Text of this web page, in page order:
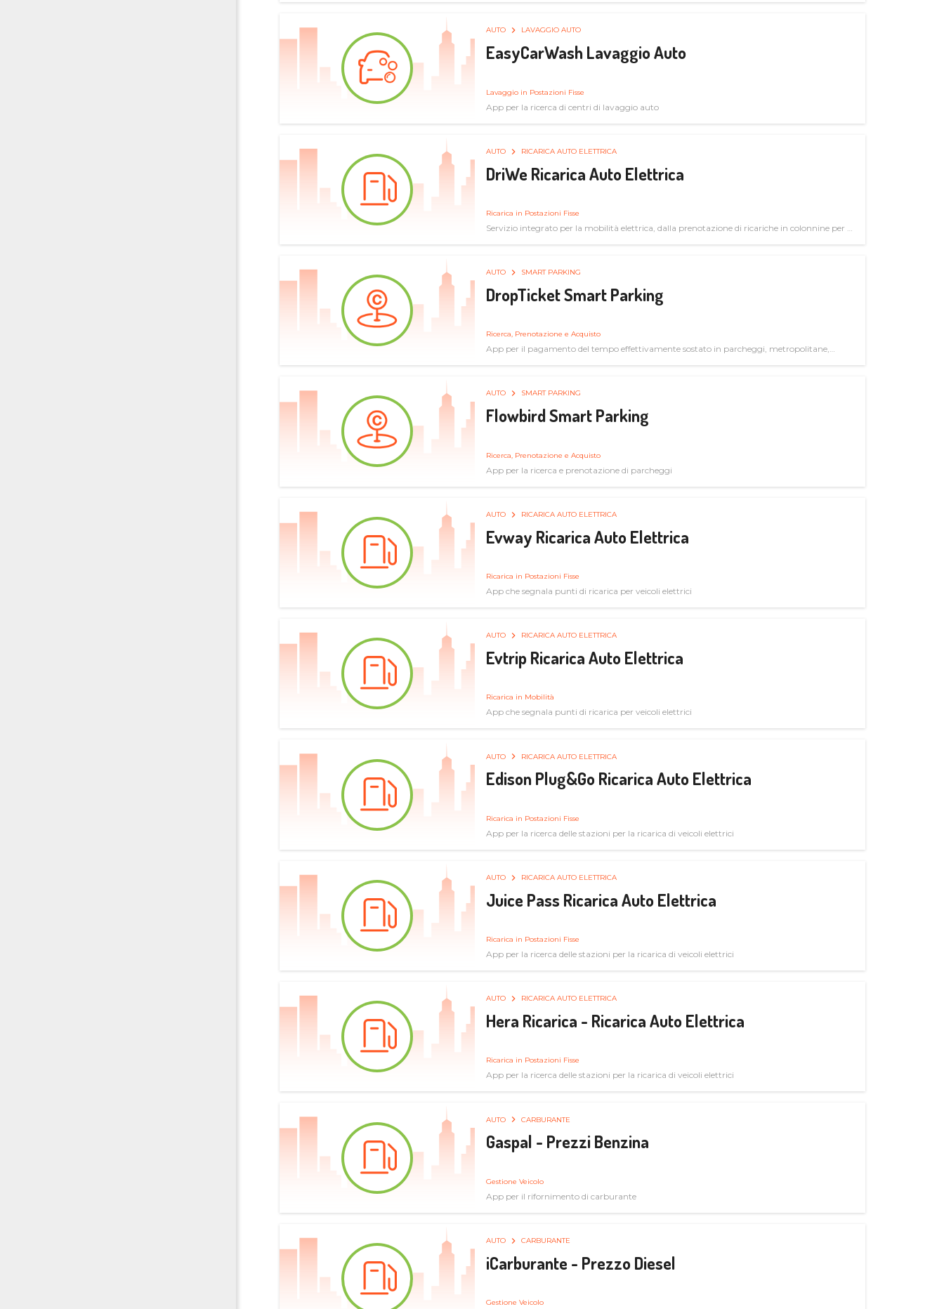
AUTO LAVAGGIO AUTO
EasyCarWash Lavaggio Auto
Lavaggio in Postazioni Fisse
App per la ricerca di centri di lavaggio auto
AUTO RICARICA AUTO ELETTRICA
DriWe Ricarica Auto Elettrica
Ricarica in Postazioni Fisse
Servizio integrato per la mobilità elettrica, dalla prenotazione di ricariche in colonnine per il
AUTO SMART PARKING
DropTicket Smart Parking
Ricerca, Prenotazione e Acquisto
App per il pagamento del tempo effettivamente sostato in parcheggi, metropolitane,
AUTO SMART PARKING
Flowbird Smart Parking
Ricerca, Prenotazione e Acquisto
App per la ricerca e prenotazione di parcheggi
AUTO RICARICA AUTO ELETTRICA
Evway Ricarica Auto Elettrica
Ricarica in Postazioni Fisse
App che segnala punti di ricarica per veicoli elettrici
AUTO RICARICA AUTO ELETTRICA
Evtrip Ricarica Auto Elettrica
Ricarica in Mobilità
App che segnala punti di ricarica per veicoli elettrici
AUTO RICARICA AUTO ELETTRICA
Edison Plug&Go Ricarica Auto Elettrica
Ricarica in Postazioni Fisse
App per la ricerca delle stazioni per la ricarica di veicoli elettrici
AUTO RICARICA AUTO ELETTRICA
Juice Pass Ricarica Auto Elettrica
Ricarica in Postazioni Fisse
App per la ricerca delle stazioni per la ricarica di veicoli elettrici
AUTO RICARICA AUTO ELETTRICA
Hera Ricarica - Ricarica Auto Elettrica
Ricarica in Postazioni Fisse
App per la ricerca delle stazioni per la ricarica di veicoli elettrici
AUTO CARBURANTE
Gaspal - Prezzi Benzina
Gestione Veicolo
App per il rifornimento di carburante
AUTO CARBURANTE
iCarburante - Prezzo Diesel
Gestione Veicolo